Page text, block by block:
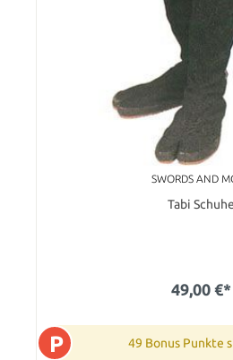
SWORDS AND
Tabi Schuhe
49,00 €*
P 49 Bonus Punkte